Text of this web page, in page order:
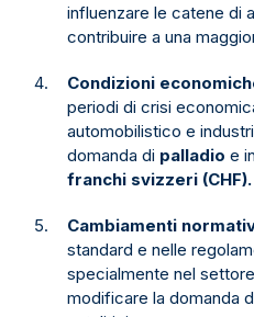
influenzare le catene di
contribuire a una
Condizioni
periodi di crisi
automobilistico e
domanda di palladio e
franchi svizzeri (CHF).
Cambiamenti
standard e nelle
specialmente nel
modificare la domanda